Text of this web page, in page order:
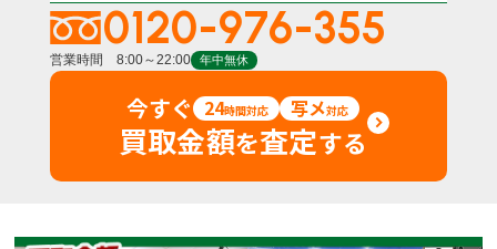
0120-976-355
営業時間 8:00～22:00 年中無休
今すぐ 24時間対応 写メ対応
買取金額を査定する